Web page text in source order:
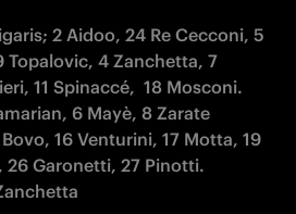
2 Aidoo, 24 Re Cecconi, 5
Topalovic, 4 Zanchetta, 7
6 Mayè, 8 Zarate
16 Venturini, 17 Motta, 19